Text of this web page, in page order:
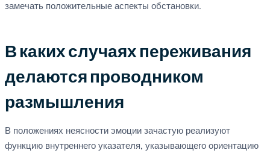
замечать положительные аспекты обстановки.
В каких случаях переживания
делаются проводником
размышления
В положениях неясности эмоции зачастую реализуют
функцию внутреннего указателя, указывающего ориентацию